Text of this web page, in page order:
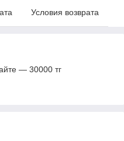
Условия возврата
— 30000 тг